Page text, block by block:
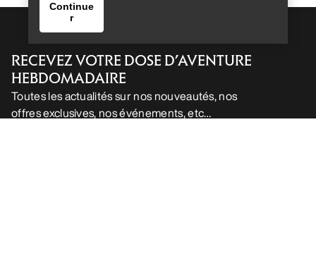
Help
RECEVEZ VOTRE DOSE D’AVENTURE
HEBDOMADAIRE
Toutes les actualités sur nos nouveautés, nos
offres exclusives, nos événements, etc…
Continue
r